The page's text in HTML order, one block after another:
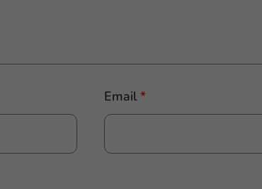
Email*